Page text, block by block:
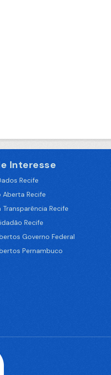
Interesse
Recife
Aberta Recife
Recife
Recife
Governo Federal
Pernambuco